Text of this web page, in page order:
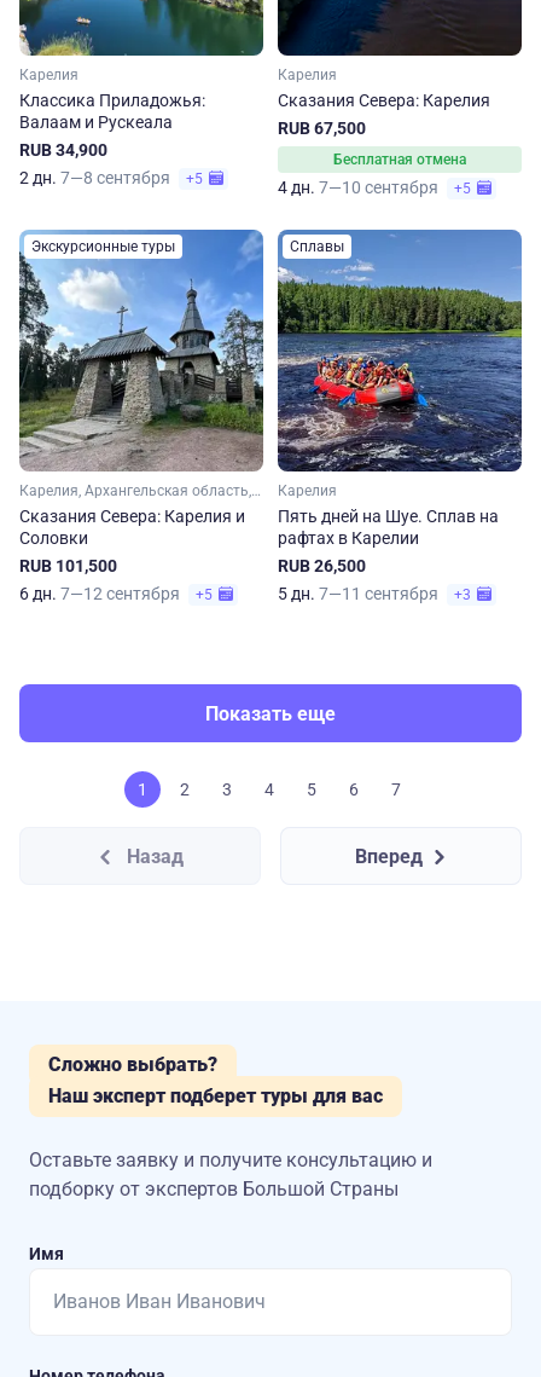
Карелия
Классика Приладожья:
Валаам и Рускеала
RUB 34,900
2 дн. 7—8 сентября +5
Карелия
Сказания Севера: Карелия
RUB 67,500
Бесплатная отмена
4 дн. 7—10 сентября +5
Экскурсионные туры
Карелия, Архангельская область, Арктика
Сказания Севера: Карелия и
Соловки
RUB 101,500
6 дн. 7—12 сентября +5
Сплавы
Карелия
Пять дней на Шуе. Сплав на
рафтах в Карелии
RUB 26,500
5 дн. 7—11 сентября +3
Показать еще
1 2 3 4 5 6 7
Назад Вперед
Сложно выбрать?
Наш эксперт подберет туры для вас
Оставьте заявку и получите консультацию и
подборку от экспертов Большой Страны
Имя